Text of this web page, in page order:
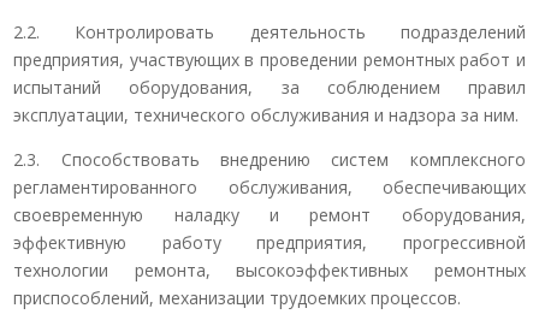
2.2. Контролировать деятельность подразделений
предприятия, участвующих в проведении ремонтных работ и
испытаний оборудования, за соблюдением правил
эксплуатации, технического обслуживания и надзора за ним.
2.3. Способствовать внедрению систем комплексного
регламентированного обслуживания, обеспечивающих
своевременную наладку и ремонт оборудования,
эффективную работу предприятия, прогрессивной
технологии ремонта, высокоэффективных ремонтных
приспособлений, механизации трудоемких процессов.